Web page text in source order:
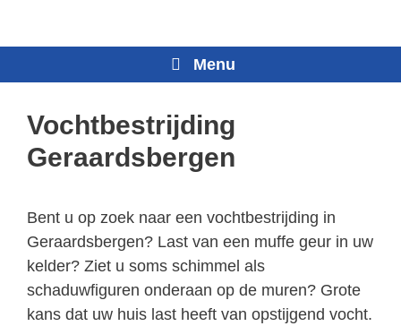
Menu
Vochtbestrijding
Geraardsbergen
Bent u op zoek naar een vochtbestrijding in
Geraardsbergen? Last van een muffe geur in uw
kelder? Ziet u soms schimmel als
schaduwfiguren onderaan op de muren? Grote
kans dat uw huis last heeft van opstijgend vocht.